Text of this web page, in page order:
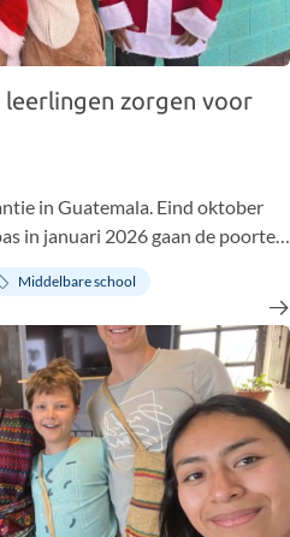
zorgen voor
in Guatemala. Eind oktober
in januari 2026 gaan de poorten
traditie die we absoluut niet
werd afgesloten: het maken
en madrina’s.
Middelbare school